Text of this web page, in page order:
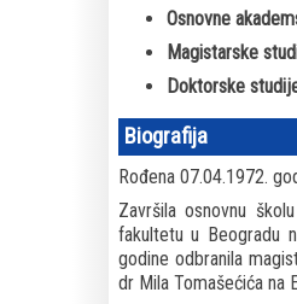
Osnovne
Magistarske
Doktorske
Biografija
Rođena 07.04.1972.
Završila osnovnu
fakultetu u Beogradu
godine odbranila
dr Mila Tomašećića na